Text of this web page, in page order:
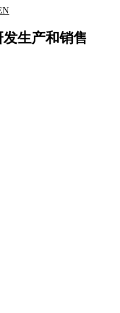
生产和销售